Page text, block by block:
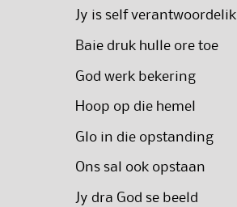
Jy is self verantwoordelik
Baie druk hulle ore toe
God werk bekering
Hoop op die hemel
Glo in die opstanding
Ons sal ook opstaan
Jy dra God se beeld